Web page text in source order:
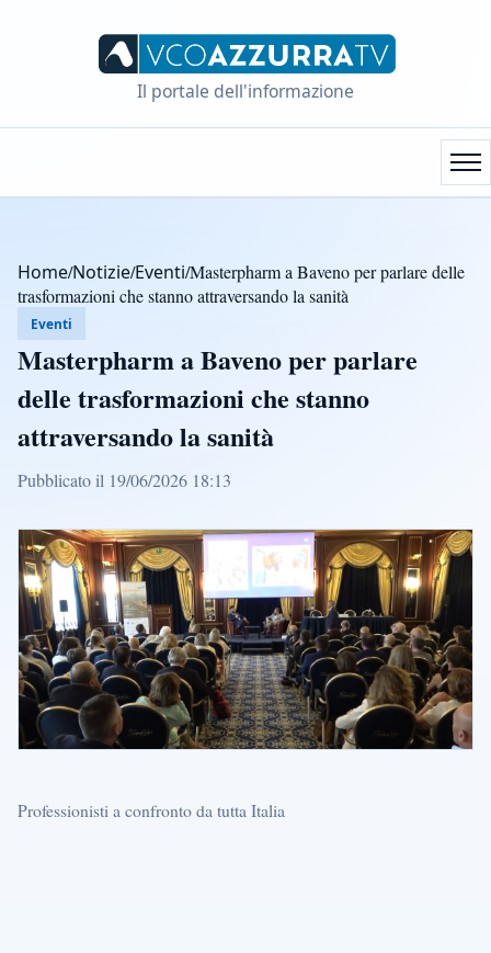
Il portale dell'informazione
Home/Notizie/Eventi/Masterpharm a Baveno per parlare delle
trasformazioni che stanno attraversando la sanità
Eventi
Masterpharm a Baveno per parlare
delle trasformazioni che stanno
attraversando la sanità
Pubblicato il 19/06/2026 18:13
Professionisti a confronto da tutta Italia